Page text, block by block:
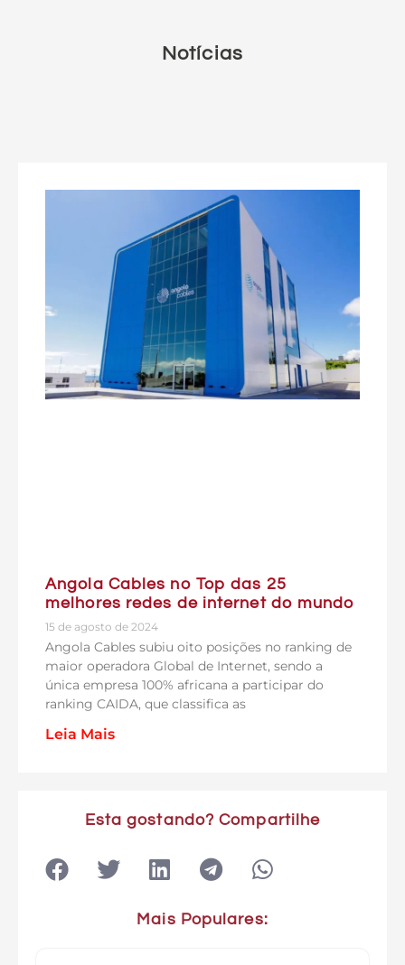
Notícias
Angola Cables no Top das 25
melhores redes de internet do mundo
15 de agosto de 2024
Angola Cables subiu oito posições no ranking de
maior operadora Global de Internet, sendo a
única empresa 100% africana a participar do
ranking CAIDA, que classifica as
Leia Mais
Esta gostando? Compartilhe
Mais Populares: